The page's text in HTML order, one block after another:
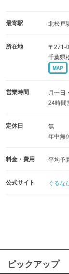
レストランルー
◆歓送迎会や誕
ッスンなど活用
完全防音のプラ
心ゆくまで満喫◎
最寄駅 北松戸
所在地
〒271-
千葉県
MAP
営業時間
月〜日
24時間
定休日
無
年中無
料金・費用 平均予
公式サイト ぐるな
ピックアップ